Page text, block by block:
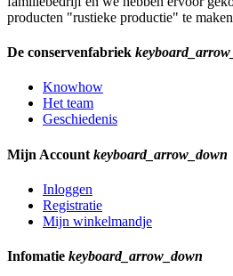
producten "rustieke productie" te
De conservenfabriek
Knowhow
Het team
Geschiedenis
Mijn Account keyboard_arrow_down
Inloggen
Registratie
Mijn winkelmandje
Infomatie keyboard_arrow_down